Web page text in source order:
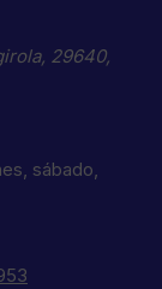
, 29640,
sábado,